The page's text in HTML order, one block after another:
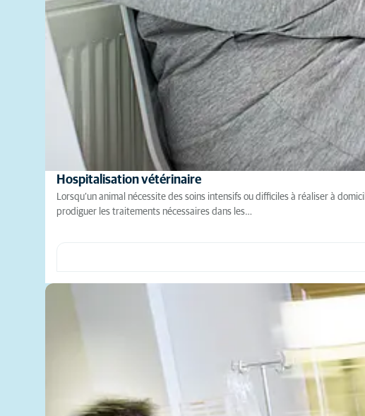
Hospitalisation vétérinaire
Lorsqu’un animal nécessite des soins intensifs ou difficiles à réaliser à
prodiguer les traitements nécessaires dans les…